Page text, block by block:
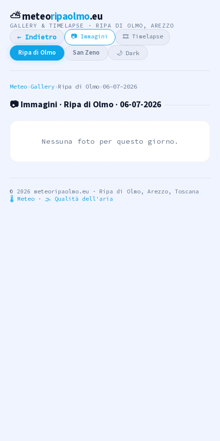
⛅ meteoripaolmo.eu
GALLERY & TIMELAPSE · RIPA DI OLMO, AREZZO
← Indietro 📷 Immagini 🎞 Timelapse
Ripa di Olmo San Zeno 🌙 Dark
Meteo › Gallery › Ripa di Olmo › 06-07-2026
📷 Immagini · Ripa di Olmo · 06-07-2026
Nessuna foto per questo giorno.
© 2026 meteoripaolmo.eu · Ripa di Olmo, Arezzo, Toscana
🌡 Meteo · 🌫 Qualità dell'aria